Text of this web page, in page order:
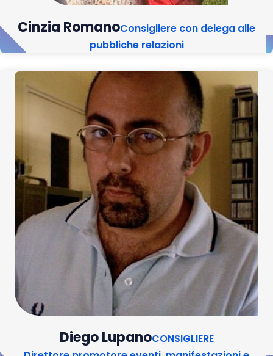
Cinzia RomanoConsigliere con delega alle
pubbliche relazioni
Diego LupanoCONSIGLIERE